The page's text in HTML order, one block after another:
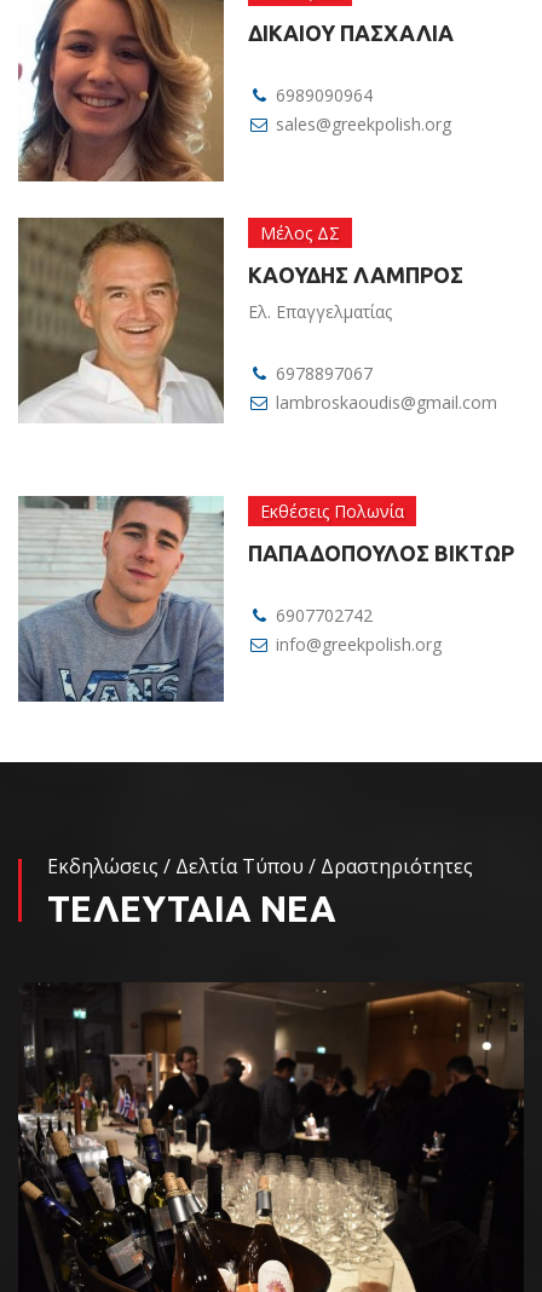
ΔΙΚΑΙΟΥ ΠΑΣΧΑΛΙΑ
6989090964
sales@greekpolish.org
Μέλος ΔΣ
ΚΑΟΥΔΗΣ ΛΑΜΠΡΟΣ
Ελ. Επαγγελματίας
6978897067
lambroskaoudis@gmail.com
Εκθέσεις Πολωνία
ΠΑΠΑΔΟΠΟΥΛΟΣ ΒΙΚΤΩΡ
6907702742
info@greekpolish.org
Εκδηλώσεις / Δελτία Τύπου / Δραστηριότητες
ΤΕΛΕΥΤΑΙΑ ΝΕΑ